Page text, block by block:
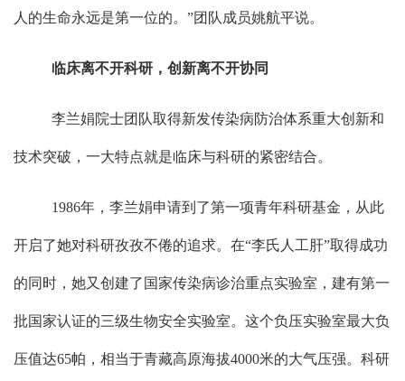
人的生命永远是第一位的。 ”团队成员姚航平说。
临床离不开科研，创新离不开协同
李兰娟院士团队取得新发传染病防治体系重大创新和
技术突破，一大特点就是临床与科研的紧密结合。
1986年，李兰娟申请到了第一项青年科研基金，从此
开启了她对科研孜孜不倦的追求。在“李氏人工肝”取得成功
的同时，她又创建了国家传染病诊治重点实验室，建有第一
批国家认证的三级生物安全实验室。这个负压实验室最大负
压值达65帕，相当于青藏高原海拔4000米的大气压强。科研